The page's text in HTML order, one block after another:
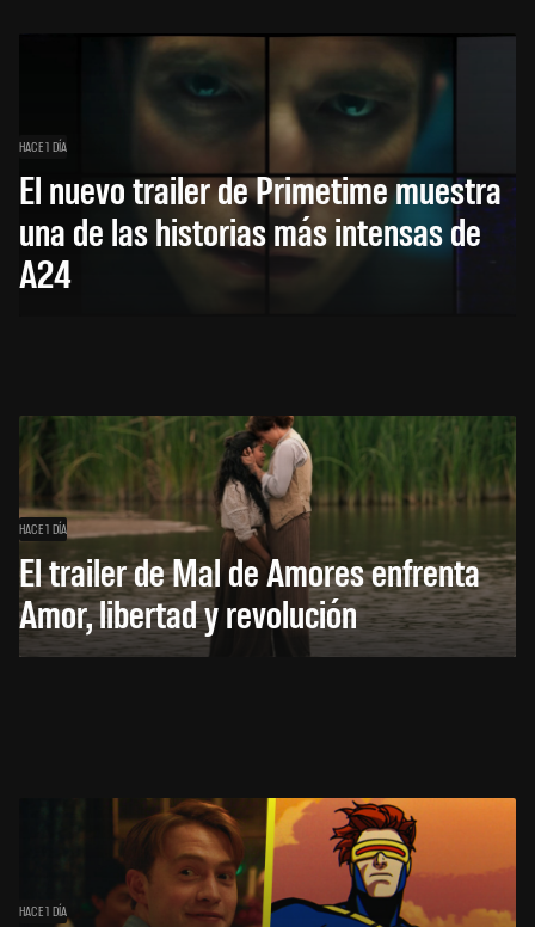
HACE 1 DÍA
El nuevo trailer de Primetime muestra
una de las historias más intensas de
A24
HACE 1 DÍA
El trailer de Mal de Amores enfrenta
Amor, libertad y revolución
HACE 1 DÍA